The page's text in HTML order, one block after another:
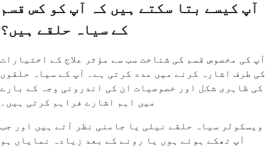
آپ کیسے بتا سکتے ہیں کہ آپ کو کس قسم
کے سیاہ حلقے ہیں؟
آپ کی مخصوص قسم کی شناخت سب سے مؤثر علاج کے اختیارات
کی طرف اشارہ کرنے میں مدد کرتی ہے۔ آپ کے سیاہ حلقوں
کی ظاہری شکل اور خصوصیات ان کی اندرونی وجہ کے بارے
میں اہم اشارے فراہم کرتی ہیں۔
ویسکولر سیاہ حلقے نیلی یا جامنی نظر آتے ہیں اور جب
آپ تھکے ہوئے ہوں یا رونے کے بعد زیادہ نمایاں ہو